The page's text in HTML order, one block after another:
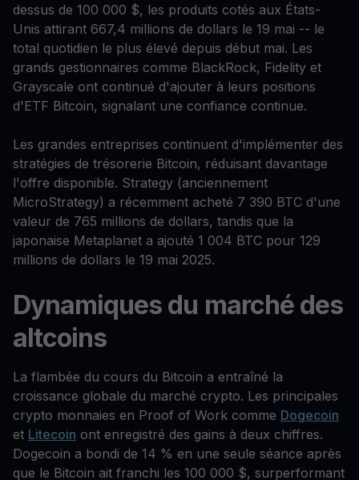
dessus de 100 000 $, les produits cotés aux États-
Unis attirant 667,4 millions de dollars le 19 mai -- le
total quotidien le plus élevé depuis début mai. Les
grands gestionnaires comme BlackRock, Fidelity et
Grayscale ont continué d'ajouter à leurs positions
d'ETF Bitcoin, signalant une confiance continue.
Les grandes entreprises continuent d'implémenter des
stratégies de trésorerie Bitcoin, réduisant davantage
l'offre disponible. Strategy (anciennement
MicroStrategy) a récemment acheté 7 390 BTC d'une
valeur de 765 millions de dollars, tandis que la
japonaise Metaplanet a ajouté 1 004 BTC pour 129
millions de dollars le 19 mai 2025.
Dynamiques du marché des
altcoins
La flambée du cours du Bitcoin a entraîné la
croissance globale du marché crypto. Les principales
crypto monnaies en Proof of Work comme Dogecoin
et Litecoin ont enregistré des gains à deux chiffres.
Dogecoin a bondi de 14 % en une seule séance après
que le Bitcoin ait franchi les 100 000 $, surperformant